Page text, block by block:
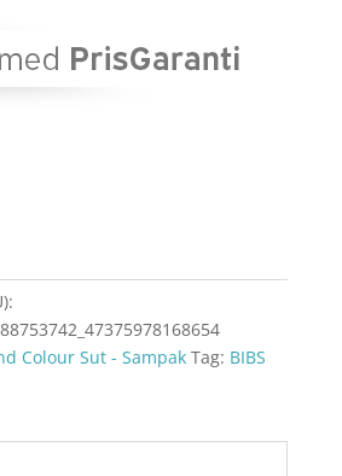
Colour Sut - Sampak Tag: BIBS